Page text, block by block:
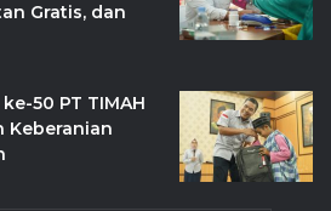
Gratis, dan
50 PT TIMAH
Keberanian